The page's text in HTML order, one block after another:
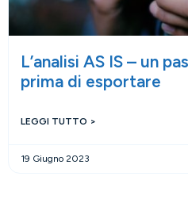
L’analisi AS IS – un
prima di esportare
LEGGI TUTTO >
19 Giugno 2023